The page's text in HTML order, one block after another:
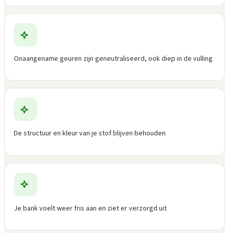
Onaangename geuren zijn geneutraliseerd, ook diep in de vulling
De structuur en kleur van je stof blijven behouden
Je bank voelt weer fris aan en ziet er verzorgd uit